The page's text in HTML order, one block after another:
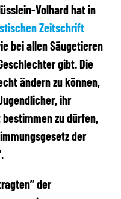
Volhard hat in
Zeitschrift
bei allen Säugetieren
gibt. Die
ändern zu können,
ihr
zu dürfen,
der
der